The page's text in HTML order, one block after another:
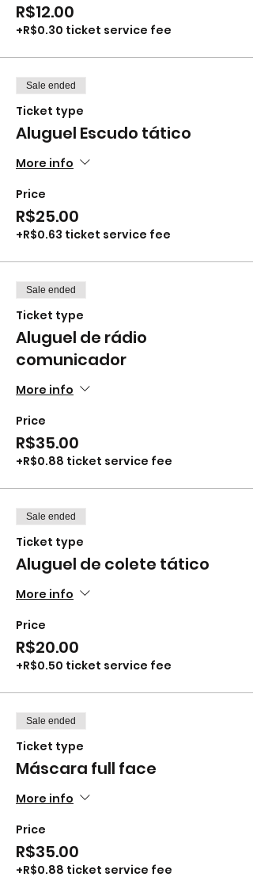
R$12.00
+R$0.30 ticket service fee
Sale ended
Ticket type
Aluguel Escudo tático
More info
Price
R$25.00
+R$0.63 ticket service fee
Sale ended
Ticket type
Aluguel de rádio
comunicador
More info
Price
R$35.00
+R$0.88 ticket service fee
Sale ended
Ticket type
Aluguel de colete tático
More info
Price
R$20.00
+R$0.50 ticket service fee
Sale ended
Ticket type
Máscara full face
More info
Price
R$35.00
+R$0.88 ticket service fee